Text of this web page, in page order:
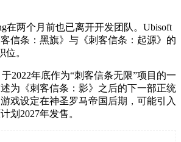
在两个月前也已离开开发团队。Ubisoft
信条：黑旗》与《刺客信条：起源》的
位。
于2022年底作为“刺客信条无限”项目的一
为《刺客信条：影》之后的下一部正统
戏设定在神圣罗马帝国后期，可能引入
划2027年发售。